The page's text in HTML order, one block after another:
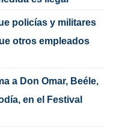
policías y militares
otros empleados
a Don Omar, Beéle,
en el Festival